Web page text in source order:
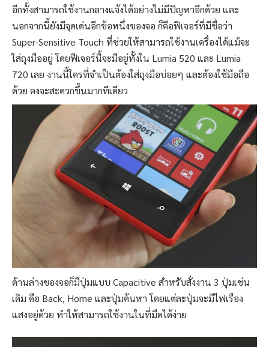
อีกทั้งสามารถใช้งานกลางแจ้งได้อย่างไม่มีปัญหาอีกด้วย และ
นอกจากนี้ยังมีจุดเด่นอีกข้อหนึ่งของจอ ก็คือฟีเจอร์ที่มีชื่อว่า
Super-Sensitive Touch ที่ช่วยให้สามารถใช้งานเครื่องได้แม้จะ
ใส่ถุงมืออยู่ โดยฟีเจอร์นี้จะมีอยู่ทั้งใน Lumia 520 และ Lumia
720 เลย งานนี้ใครที่จำเป็นต้องใส่ถุงมือบ่อยๆ และต้องใช้มือถือ
ด้วย คงจะสะดวกขึ้นมากทีเดียว
ด้านล่างของจอก็มีปุ่มแบบ Capacitive สำหรับสั่งงาน 3 ปุ่มเช่น
เดิม คือ Back, Home และปุ่มค้นหา โดยแต่ละปุ่มจะมีไฟเรือง
แสงอยู่ด้วย ทำให้สามารถใช้งานในที่มืดได้ง่าย